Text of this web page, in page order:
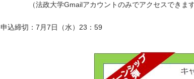
（法政大学Gmailアカウントのみでアクセスできます。
申込締切：7月7日（水）23：59